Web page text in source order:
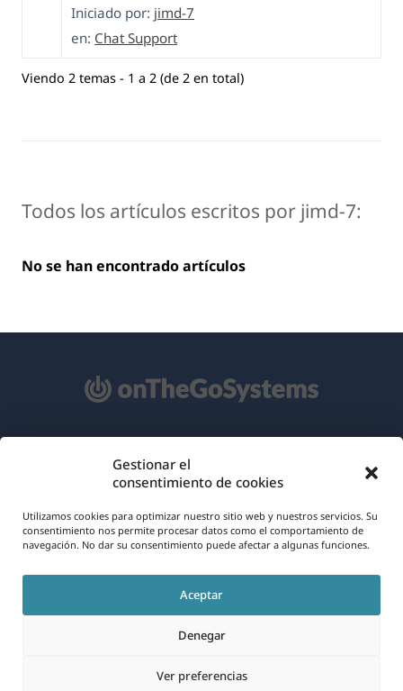
Gestionar el
consentimiento de cookies
Utilizamos cookies para optimizar nuestro sitio web y nuestros servicios. Su
consentimiento nos permite procesar datos como el comportamiento de
navegación. No dar su consentimiento puede afectar a algunas funciones.
Aceptar
Denegar
Ver preferencias
Iniciado por: jimd-7
en: Chat Support
Viendo 2 temas - 1 a 2 (de 2 en total)
Todos los artículos escritos por jimd-7:
No se han encontrado artículos
Español
RGPD y Política de Privacidad
Únete a nuestro equipo(se
abre
nueva
(se
abre
en
una
nueva
(se
abre
en
una
nueva
(se
abre
una